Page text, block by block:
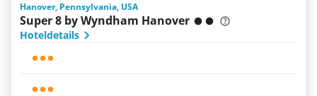
Hanover, Pennsylvania, USA
Super 8 by Wyndham Hanover
Hoteldetails